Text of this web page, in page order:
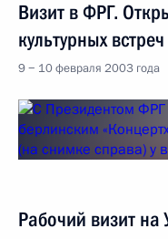
Визит в ФРГ.
культурных
9 − 10 февраля 2003 года
Рабочий визит на